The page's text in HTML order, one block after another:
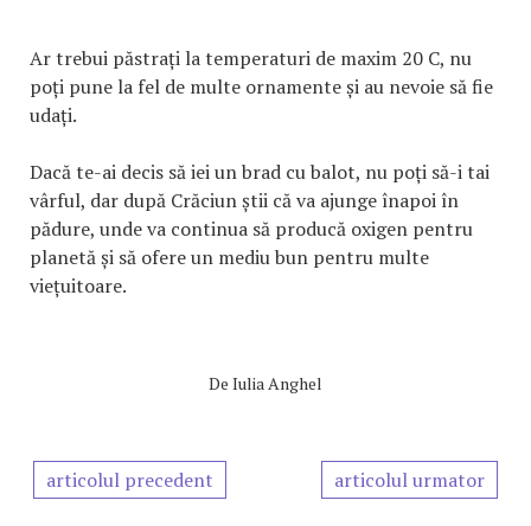
Ar trebui păstrați la temperaturi de maxim 20 C, nu
poți pune la fel de multe ornamente și au nevoie să fie
udați.
Dacă te-ai decis să iei un brad cu balot, nu poți să-i tai
vârful, dar după Crăciun știi că va ajunge înapoi în
pădure, unde va continua să producă oxigen pentru
planetă și să ofere un mediu bun pentru multe
viețuitoare.
De Iulia Anghel
articolul precedent articolul urmator